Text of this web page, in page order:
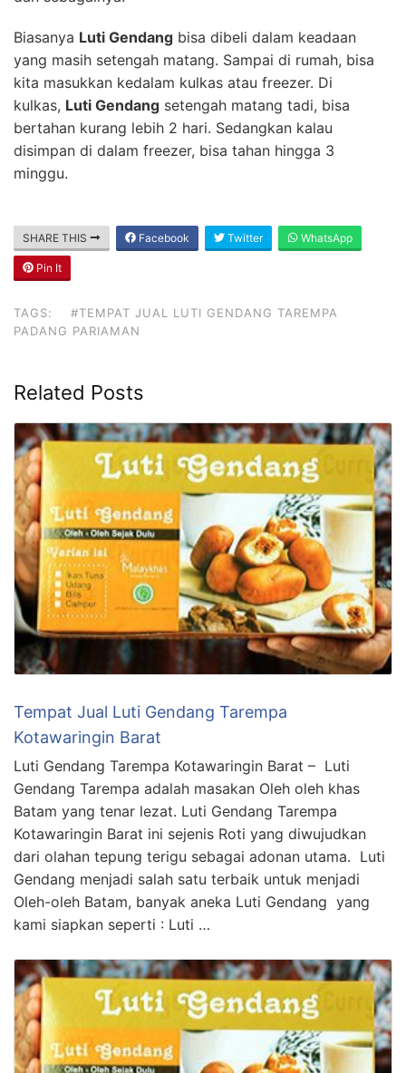
Biasanya Luti Gendang bisa dibeli dalam keadaan
yang masih setengah matang. Sampai di rumah, bisa
kita masukkan kedalam kulkas atau freezer. Di
kulkas, Luti Gendang setengah matang tadi, bisa
bertahan kurang lebih 2 hari. Sedangkan kalau
disimpan di dalam freezer, bisa tahan hingga 3
minggu.
SHARE THIS Facebook Twitter WhatsApp
Pin It
TAGS:
#TEMPAT JUAL LUTI GENDANG TAREMPA
PADANG PARIAMAN
Related Posts
Tempat Jual Luti Gendang Tarempa
Kotawaringin Barat
Luti Gendang Tarempa Kotawaringin Barat – Luti
Gendang Tarempa adalah masakan Oleh oleh khas
Batam yang tenar lezat. Luti Gendang Tarempa
Kotawaringin Barat ini sejenis Roti yang diwujudkan
dari olahan tepung terigu sebagai adonan utama. Luti
Gendang menjadi salah satu terbaik untuk menjadi
Oleh-oleh Batam, banyak aneka Luti Gendang yang
kami siapkan seperti : Luti …